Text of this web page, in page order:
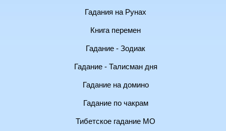
Гадания на Рунах
Книга перемен
Гадание - Зодиак
Гадание - Талисман дня
Гадание на домино
Гадание по чакрам
Тибетское гадание МО